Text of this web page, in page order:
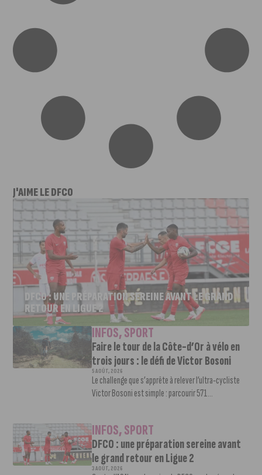
J'AIME LE DFCO
DFCO : UNE PRÉPARATION SEREINE AVANT LE GRAND
RETOUR EN LIGUE 2
INFOS,SPORT
Faire le tour de la Côte-d’Or à vélo en
trois jours : le défi de Victor Bosoni
5 AOÛT, 2026
Le challenge que s’apprête à relever l’ultra-cycliste
Victor Bosoni est simple : parcourir 571...
INFOS,SPORT
DFCO : une préparation sereine avant
le grand retour en Ligue 2
3 AOÛT, 2026